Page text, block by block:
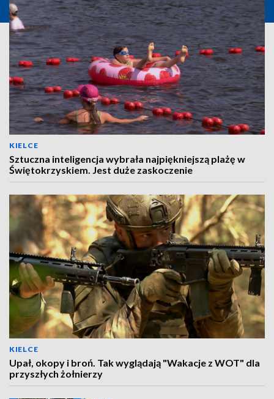
KIELCE
Sztuczna inteligencja wybrała najpiękniejszą plażę w
Świętokrzyskiem. Jest duże zaskoczenie
KIELCE
Upał, okopy i broń. Tak wyglądają "Wakacje z WOT" dla
przyszłych żołnierzy